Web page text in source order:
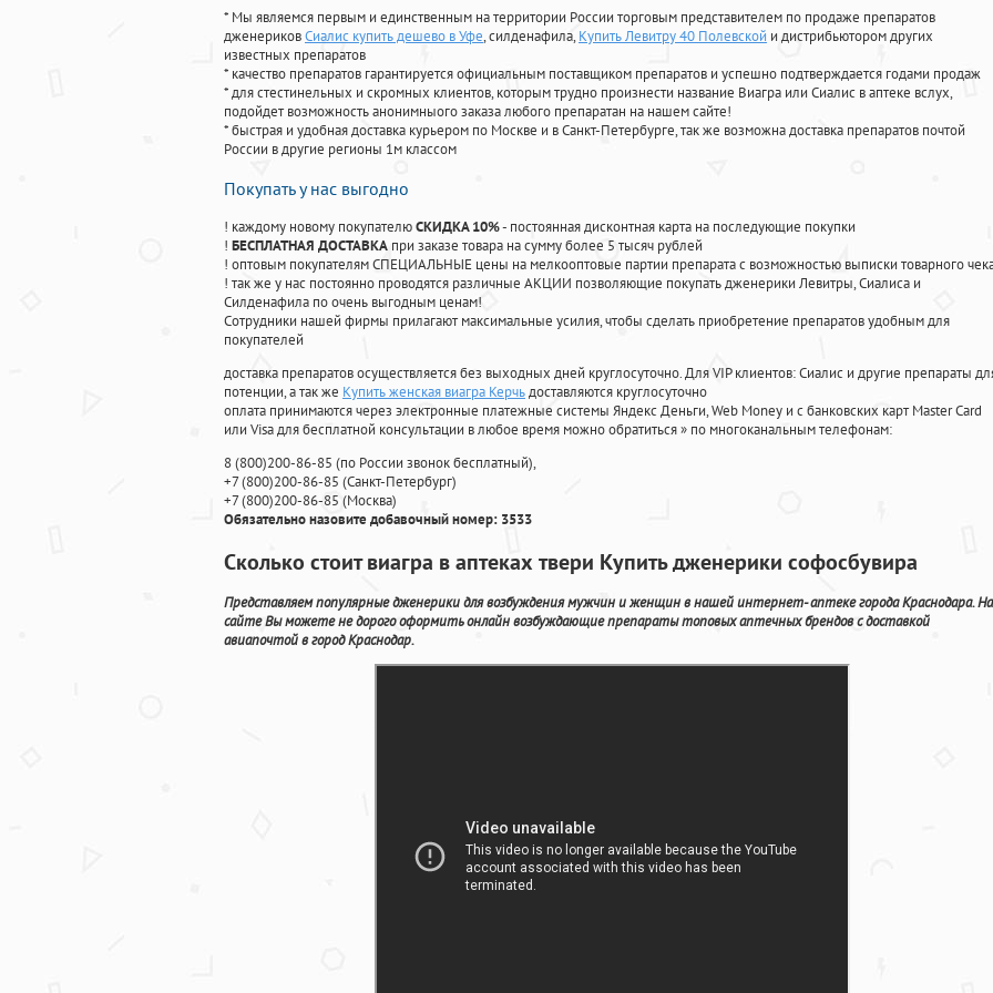
* Мы являемся первым и единственным на территории России торговым представителем по продаже препаратов
дженериковСиалис купить дешево в Уфе, силденафила, Купить Левитру 40 Полевской и дистрибьютором других
известных препаратов
* качество препаратов гарантируется официальным поставщиком препаратов и успешно подтверждается годами продаж
* для стестинельных и скромных клиентов, которым трудно произнести название Виагра или Сиалис в аптеке вслух,
подойдет возможность анонимныого заказа любого препаратан на нашем сайте!
* быстрая и удобная доставка курьером по Москве и в Санкт-Петербурге, так же возможна доставка препаратов почтой
России в другие регионы 1м классом
Покупать у нас выгодно
! каждому новому покупателюСКИДКА 10%- постоянная дисконтная карта на последующие покупки
! БЕСПЛАТНАЯ ДОСТАВКА при заказе товара на сумму более 5 тысяч рублей
! оптовым покупателям СПЕЦИАЛЬНЫЕ цены на мелкооптовые партии препарата с возможностью выписки товарного
! так же у нас постоянно проводятся различные АКЦИИ позволяющие покупать дженерики Левитры, Сиалиса и
Силденафила по очень выгодным ценам!
Cотрудники нашей фирмы прилагают максимальные усилия, чтобы сделать приобретение препаратов удобным для
покупателей
доставка препаратов осуществляется без выходных дней круглосуточно. Для VIP клиентов: Сиалис и другие препараты
потенции, а так же Купить женская виагра Керчьдоставляются круглосуточно
оплата принимаются через электронные платежные системы Яндекс Деньги, Web Money и с банковских карт Master Card
или Visa для бесплатной консультации в любое время можно обратиться» по многоканальным телефонам:
8(800)200-86-85 (по России звонок бесплатный),
+7(800)200-86-85 (Санкт-Петербург)
+7(800)200-86-85 (Москва)
Обязательно назовите добавочный номер: 3533
Сколько стоит виагра в аптеках твери Купить дженерики софосбувира
Представляем популярные дженерики для возбуждения мужчин и женщин в нашей интернет- аптеке города Краснодара. На
сайте Вы можете не дорого оформить онлайн возбуждающие препараты топовых аптечных брендов с доставкой
авиапочтой в город Краснодар.